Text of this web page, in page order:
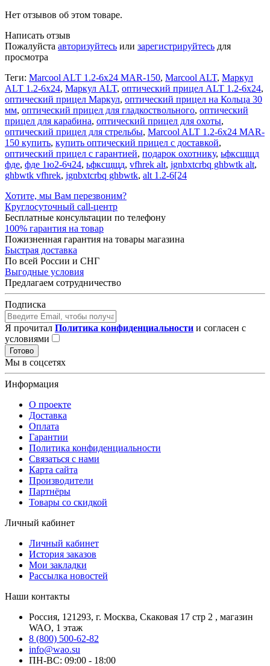
Нет отзывов об этом товаре.
Написать отзыв
Пожалуйста авторизуйтесь или зарегистрируйтесь для
просмотра
Теги: Marcool ALT 1.2-6x24 MAR-150, Marcool ALT, Маркул
ALT 1.2-6х24, Маркул ALT, оптический прицел ALT 1.2-6х24,
оптический прицел Маркул, оптический прицел на Кольца 30
мм, оптический прицел для гладкоствольного, оптический
прицел для карабина, оптический прицел для охоты,
оптический прицел для стрельбы, Marcool ALT 1.2-6x24 MAR-
150 купить, купить оптический прицел с доставкой,
оптический прицел с гарантией, подарок охотнику, ьфксщщд
фде, фде 1ю2-6ч24, ьфксщщд, vfhrek alt, jgnbxtcrbq ghbwtk alt,
ghbwtk vfhrek, jgnbxtcrbq ghbwtk, alt 1.2-6[24
Хотите, мы Вам перезвоним?
Круглосуточный call-центр
Бесплатные консультации по телефону
100% гарантия на товар
Пожизненная гарантия на товары магазина
Быстрая доставка
По всей России и СНГ
Выгодные условия
Предлагаем сотрудничество
Подписка
Я прочитал Политика конфиденциальности и согласен с
условиями
Готово
Мы в соцсетях
Информация
О проекте
Доставка
Оплата
Гарантии
Политика конфиденциальности
Связаться с нами
Карта сайта
Производители
Партнёры
Товары со скидкой
Личный кабинет
Личный кабинет
История заказов
Мои закладки
Рассылка новостей
Наши контакты
Россия, 121293, г. Москва, Скаковая 17 стр 2 , магазин
WAO, 1 этаж
8 (800) 500-62-82
info@wao.su
ПН-ВС: 09:00 - 18:00